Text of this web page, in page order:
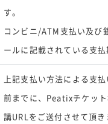
す。
コンビニ/ATM支払い及び
ールに記載されている支
上記支払い方法による支
前までに、Peatixチケッ
講URLをご送付させて頂き